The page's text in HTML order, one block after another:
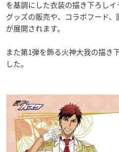
を基調にした衣装の描き下ろし
グッズの販売や、コラボフード
が展開されます。
また第1弾を飾る火神大我の描き
した。